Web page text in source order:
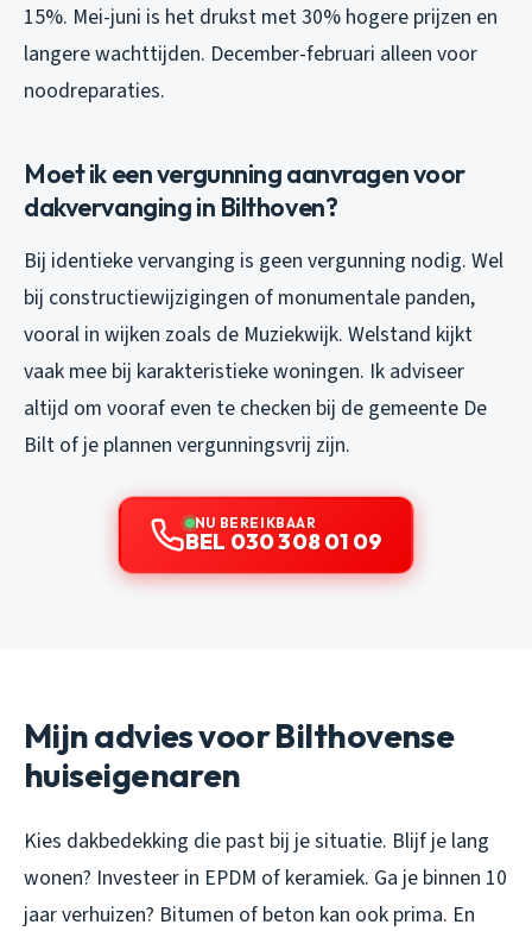
15%. Mei-juni is het drukst met 30% hogere prijzen en
langere wachttijden. December-februari alleen voor
noodreparaties.
Moet ik een vergunning aanvragen voor
dakvervanging in Bilthoven?
Bij identieke vervanging is geen vergunning nodig. Wel
bij constructiewijzigingen of monumentale panden,
vooral in wijken zoals de Muziekwijk. Welstand kijkt
vaak mee bij karakteristieke woningen. Ik adviseer
altijd om vooraf even te checken bij de gemeente De
Bilt of je plannen vergunningsvrij zijn.
NU BEREIKBAAR
BEL 030 308 01 09
Mijn advies voor Bilthovense
huiseigenaren
Kies dakbedekking die past bij je situatie. Blijf je lang
wonen? Investeer in EPDM of keramiek. Ga je binnen 10
jaar verhuizen? Bitumen of beton kan ook prima. En